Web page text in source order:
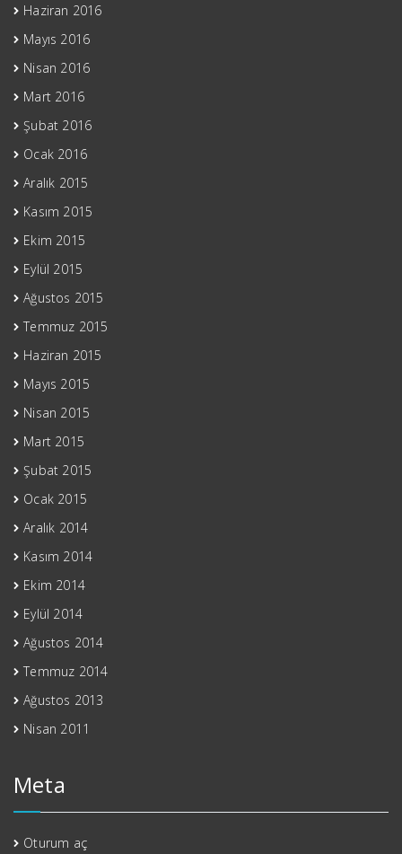
Haziran 2016
Mayıs 2016
Nisan 2016
Mart 2016
Şubat 2016
Ocak 2016
Aralık 2015
Kasım 2015
Ekim 2015
Eylül 2015
Ağustos 2015
Temmuz 2015
Haziran 2015
Mayıs 2015
Nisan 2015
Mart 2015
Şubat 2015
Ocak 2015
Aralık 2014
Kasım 2014
Ekim 2014
Eylül 2014
Ağustos 2014
Temmuz 2014
Ağustos 2013
Nisan 2011
Meta
Oturum aç